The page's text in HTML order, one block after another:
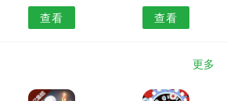
查看 查看
更多